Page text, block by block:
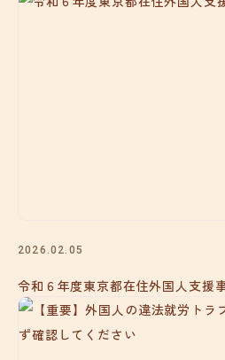
2026.02.05
令和６年度東京都在住外国人支援